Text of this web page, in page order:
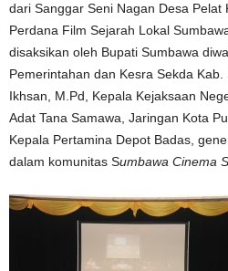
dari Sanggar Seni Nagan Desa Pelat
Perdana Film Sejarah Lokal
disaksikan oleh Bupati Sumbawa
Pemerintahan dan Kesra Sekda
Ikhsan, M.Pd, Kepala Kejaksaan
Adat Tana Samawa, Jaringan Kota
Kepala Pertamina Depot Badas,
dalam komunitas Sumbawa Cinema